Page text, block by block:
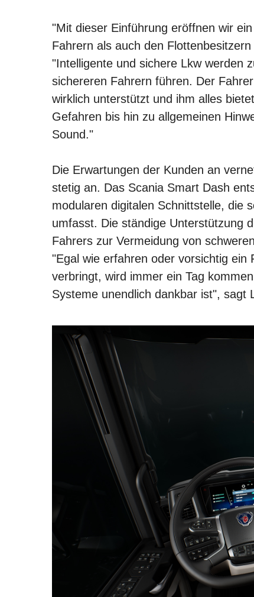
"Mit dieser Einführung eröffnen wir
Fahrern als auch den
"Intelligente und sichere Lkw werden
sichereren Fahrern führen. Der
wirklich unterstützt und ihm alles
Gefahren bis hin zu allgemeinen
Sound."
Die Erwartungen der Kunden an
stetig an. Das Scania Smart Dash
modularen digitalen Schnittstelle, die
umfasst. Die ständige Unterstützung
Fahrers zur Vermeidung von
"Egal wie erfahren oder vorsichtig
verbringt, wird immer ein Tag
Systeme unendlich dankbar ist", sagt